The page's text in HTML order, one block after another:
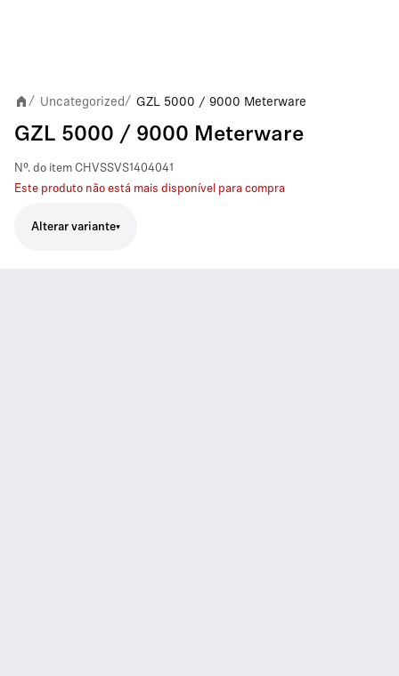
/ Uncategorized / GZL 5000 / 9000 Meterware
GZL 5000 / 9000 Meterware
Nº. do item CHVSSVS1404041
Este produto não está mais disponível para compra
Alterar variante